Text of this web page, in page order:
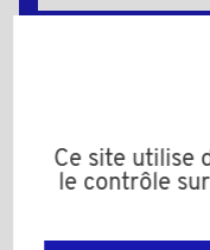
Ce site utilise
le contrôle